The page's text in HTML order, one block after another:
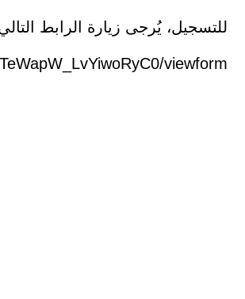
للتسجيل، يُرجى زيارة الرابط
viewform